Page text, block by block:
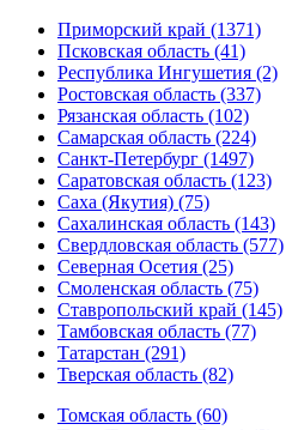
Приморский край (1371)
Псковская область (41)
Республика Ингушетия (2)
Ростовская область (337)
Рязанская область (102)
Самарская область (224)
Санкт-Петербург (1497)
Саратовская область (123)
Саха (Якутия) (75)
Сахалинская область (143)
Свердловская область (577)
Северная Осетия (25)
Смоленская область (75)
Ставропольский край (145)
Тамбовская область (77)
Татарстан (291)
Тверская область (82)
Томская область (60)